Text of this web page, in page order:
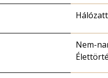
Nem-